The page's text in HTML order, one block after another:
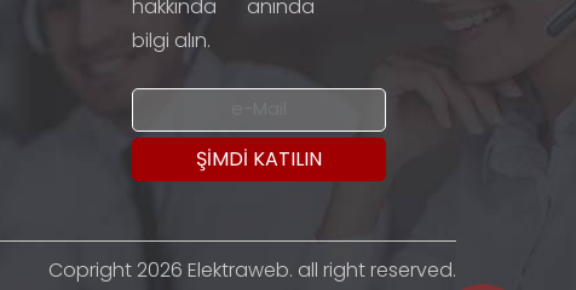
hakkında anında
bilgi alın.
Copright 2026 Elektraweb. all right reserved.